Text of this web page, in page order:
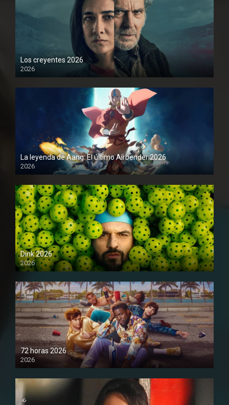
Los creyentes 2026
2026
1080P
La leyenda de Aang: El último Airbender 2026
2026
1080P
Dink 2026
2026
1080P
72 horas 2026
2026
1080P